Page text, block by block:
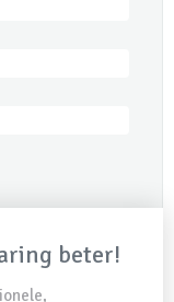
beter!